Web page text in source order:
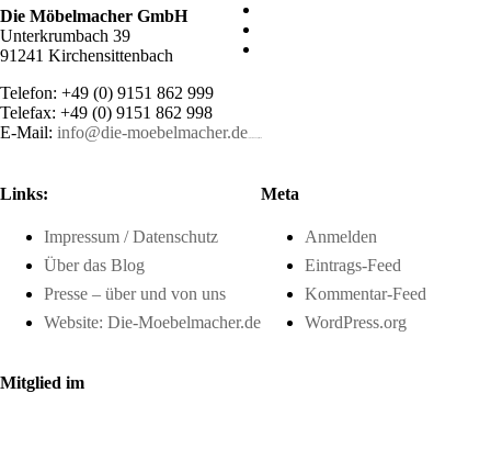
Die Möbelmacher GmbH
Unterkrumbach 39
91241 Kirchensittenbach
Telefon: +49 (0) 9151 862 999
Telefax: +49 (0) 9151 862 998
E-Mail: info@die-moebelmacher.de
Links:
Impressum / Datenschutz
Über das Blog
Presse – über und von uns
Website: Die-Moebelmacher.de
Meta
Anmelden
Eintrags-Feed
Kommentar-Feed
WordPress.org
Mitglied im